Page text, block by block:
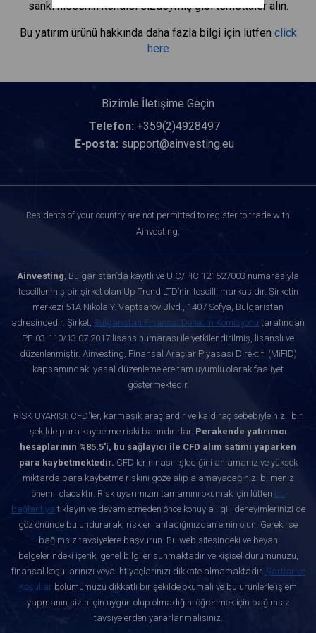
sanki hissenin kendisi sizdeymiş gibi temettüler alın.
Bu yatırım ürünü hakkında daha fazla bilgi için lütfen click
here
Bizimle İletişime Geçin
Telefon: +359(2)4928497
E-posta: support@ainvesting.eu
Residents of your country are not permitted to register to trade with
Ainvesting.
Ainvesting, Bulgaristan’da kayıtlı ve UIC/PIC 121527003 numarasıyla
tescillenmiş bir şirket olan Up Trend LTD’nin tescilli markasıdır. Şirketin
merkezi 51A Nikola Y. Vaptsarov Blvd., 1407 Sofya, Bulgaristan
adresindedir. Şirket, Bulgaristan Finansal Denetim Komisyonu tarafından
РГ-03-110/13.07.2017 lisans numarası ile yetkilendirilmiş, lisanslı ve
düzenlenmiştir. Ainvesting, Finansal Araçlar Piyasası Direktifi (MiFID)
kapsamındaki yasal düzenlemelere tam uyumlu olarak faaliyet
göstermektedir.
RİSK UYARISI: CFD'ler, karmaşık araçlardır ve kaldıraç sebebiyle hızlı bir
şekilde para kaybetme riski barındırırlar. Perakende yatırımcı
hesaplarının %85.5'i, bu sağlayıcı ile CFD alım satımı yaparken
para kaybetmektedir. CFD'lerin nasıl işlediğini anlamanız ve yüksek
miktarda para kaybetme riskini göze alıp alamayacağınızı bilmeniz
önemli olacaktır. Risk uyarımızın tamamını okumak için lütfen bu
bağlantıya tıklayın ve devam etmeden önce konuyla ilgili deneyimlerinizi de
göz önünde bulundurarak, riskleri anladığınızdan emin olun. Gerekirse
bağımsız tavsiyelere başvurun. Bu web sitesindeki ve beyan
belgelerindeki içerik, genel bilgiler sunmaktadır ve kişisel durumunuzu,
finansal koşullarınızı veya ihtiyaçlarınızı dikkate almamaktadır. Şartlar ve
Koşullar bölümümüzü dikkatli bir şekilde okumalı ve bu ürünlerle işlem
yapmanın sizin için uygun olup olmadığını öğrenmek için bağımsız
tavsiyelerden yararlanmalısınız.